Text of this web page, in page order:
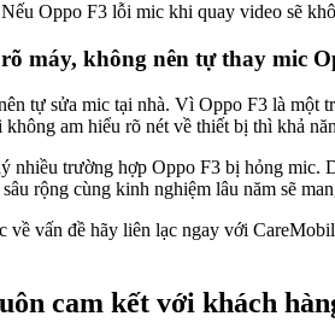
Oppo F3 lỗi mic khi quay video sẽ
máy, không nên tự thay mic
tự sửa mic tại nhà. Vì Oppo F3 là một
am hiểu rõ nét về thiết bị thì khả
nhiều trường hợp Oppo F3 bị hỏng mic.
rộng cùng kinh nghiệm lâu năm sẽ
về vấn đề hãy liên lạc ngay với
cam kết với khách